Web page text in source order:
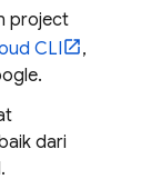
project
CLI
,
dari
.